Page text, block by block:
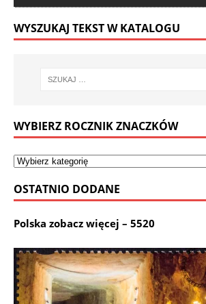
WYSZUKAJ TEKST W KATALOGU
WYBIERZ ROCZNIK ZNACZKÓW
OSTATNIO DODANE
Polska zobacz więcej – 5520